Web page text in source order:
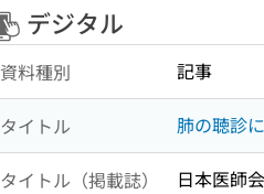
デジタル
資料種別 記事
タイトル 肺の聴診
タイトル（掲載誌）
日本医師